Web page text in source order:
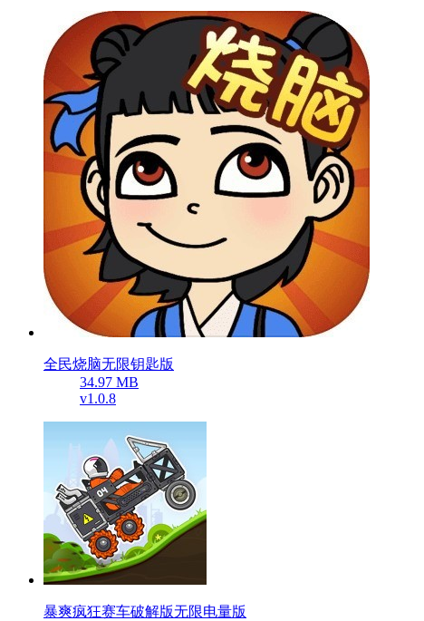
全民烧脑无限钥匙版
34.97 MB
v1.0.8
暴爽疯狂赛车破解版无限电量版